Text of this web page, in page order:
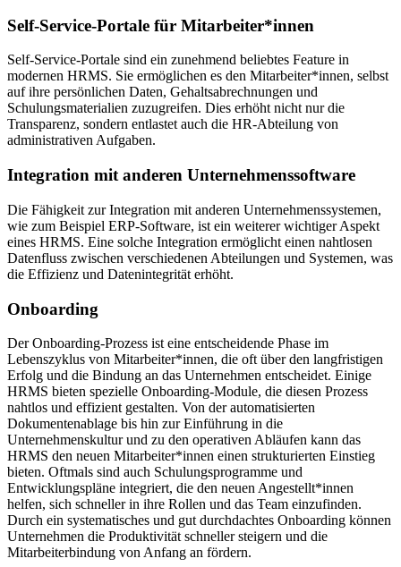
Self-Service-Portale für Mitarbeiter*innen
Self-Service-Portale sind ein zunehmend beliebtes Feature in
modernen HRMS. Sie ermöglichen es den Mitarbeiter*innen, selbst
auf ihre persönlichen Daten, Gehaltsabrechnungen und
Schulungsmaterialien zuzugreifen. Dies erhöht nicht nur die
Transparenz, sondern entlastet auch die HR-Abteilung von
administrativen Aufgaben.
Integration mit anderen Unternehmenssoftware
Die Fähigkeit zur Integration mit anderen Unternehmenssystemen,
wie zum Beispiel ERP-Software, ist ein weiterer wichtiger Aspekt
eines HRMS. Eine solche Integration ermöglicht einen nahtlosen
Datenfluss zwischen verschiedenen Abteilungen und Systemen, was
die Effizienz und Datenintegrität erhöht.
Onboarding
Der Onboarding-Prozess ist eine entscheidende Phase im
Lebenszyklus von Mitarbeiter*innen, die oft über den langfristigen
Erfolg und die Bindung an das Unternehmen entscheidet. Einige
HRMS bieten spezielle Onboarding-Module, die diesen Prozess
nahtlos und effizient gestalten. Von der automatisierten
Dokumentenablage bis hin zur Einführung in die
Unternehmenskultur und zu den operativen Abläufen kann das
HRMS den neuen Mitarbeiter*innen einen strukturierten Einstieg
bieten. Oftmals sind auch Schulungsprogramme und
Entwicklungspläne integriert, die den neuen Angestellt*innen
helfen, sich schneller in ihre Rollen und das Team einzufinden.
Durch ein systematisches und gut durchdachtes Onboarding können
Unternehmen die Produktivität schneller steigern und die
Mitarbeiterbindung von Anfang an fördern.